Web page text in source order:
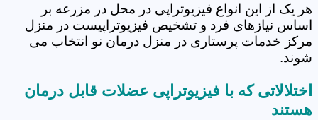
هر یک از این انواع فیزیوتراپی در محل در مزرعه بر
اساس نیازهای فرد و تشخیص فیزیوتراپیست در منزل
مرکز خدمات پرستاری در منزل درمان نو انتخاب می
شوند.
اختلالاتی که با فیزیوتراپی عضلات قابل درمان
هستند